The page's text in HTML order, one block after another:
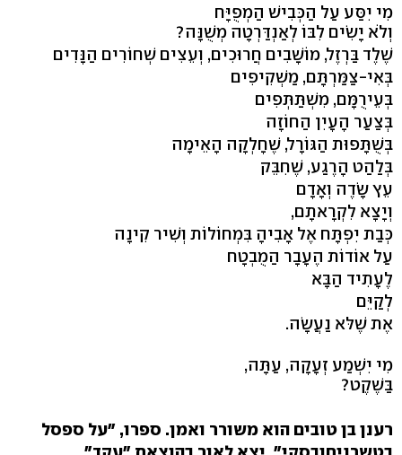
מִי יִסַּע עַל הַכְּבִישׁ הַמְפֻיָּח
וְלֹא יָשִׂים לִבּוֹ לְאַנְדַּרְטָה מְשֻׁנָּה?
שֶׁלֶד בַּרְזֶל, מוֹשָׁבִים חֲרוּכִים, וְעֵצִים שְׁחוֹרִים הַנָּדִים
בְּאִי-צַמַּרְתָּם, מַשְׁקִיפִים
בְּעֵירֻמָּם, מִשְׁתַּתְּפִים
בְּצַעַר הָעָיִן הַחוֹזָה
בְּשֻׁתָּפוּת הַגּוֹרָל, שֶׁחָלְקָה הָאֵימָה
בְּלַהַט הָרֶגַע, שֶׁחִבֵּק
עֵץ שָׂדֶה וְאָדָם
וְיָצָא לִקְרָאתָם,
כְּבַת יִפְתָּח אֶל אָבִיהָ בִּמְחוֹלוֹת וְשִׁיר קִינָה
עַל אוֹדוֹת הֶעָבָר הַמֻבְטָח
לֶעָתִיד הַבָּא
לְקַיֵּם
אֶת שֶׁלּא נַעֲשָׂה.
מִי יִשְׁמַע זְעָקָה, עַתָּה,
בַּשֶׁקֶט?
רענן בן טובים הוא משורר ואמן. ספרו, "על ספסל